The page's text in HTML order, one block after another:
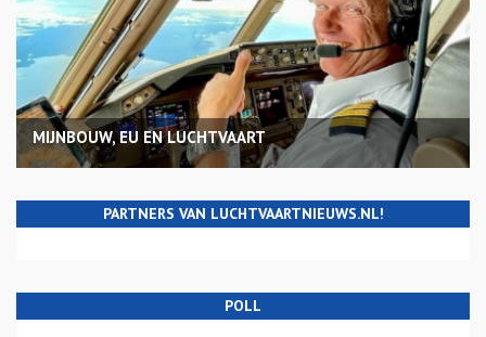
MIJNBOUW, EU EN LUCHTVAART
PARTNERS VAN LUCHTVAARTNIEUWS.NL!
POLL